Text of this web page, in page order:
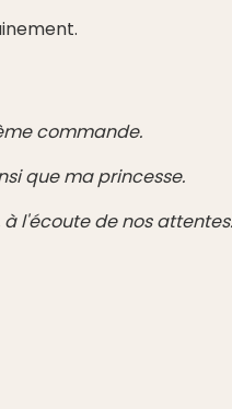
commande.
que ma princesse.
à l'écoute de nos